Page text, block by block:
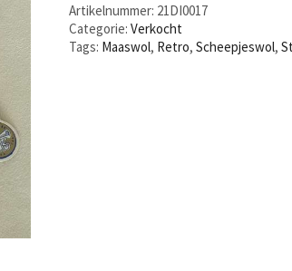
Artikelnummer: 21DI0017
Categorie:Verkocht
Tags: Maaswol, Retro,Scheepjeswol,